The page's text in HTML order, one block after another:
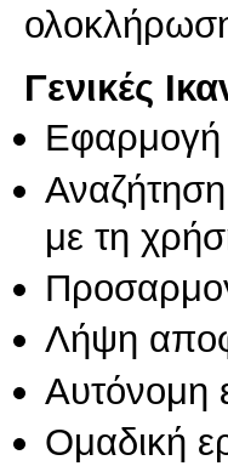
Γενικές
Εφαρμογή
με τη
Λήψη
Αυτόνομη
Ομαδική